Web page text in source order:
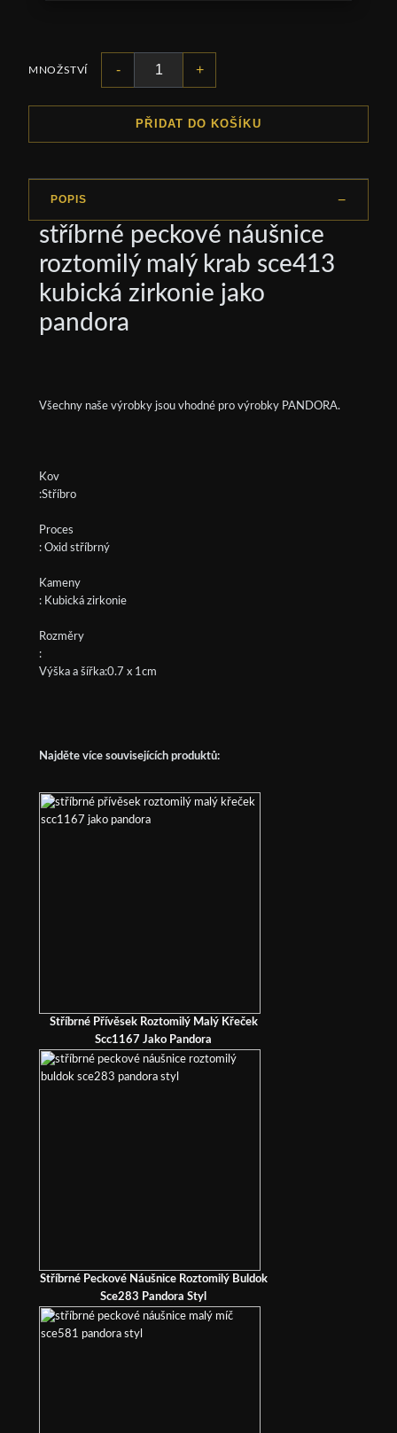
MNOŽSTVÍ - +
PŘIDAT DO KOŠÍKU
POPIS
stříbrné peckové náušnice
roztomilý malý krab sce413
kubická zirkonie jako
pandora
Všechny naše výrobky jsou vhodné pro výrobky PANDORA.
Kov
:Stříbro
Proces
: Oxid stříbrný
Kameny
: Kubická zirkonie
Rozměry
:
Výška a šířka:0.7 x 1cm
Najděte více souvisejících produktů:
Stříbrné Přívěsek Roztomilý Malý Křeček
Scc1167 Jako Pandora
Stříbrné Peckové Náušnice Roztomilý Buldok
Sce283 Pandora Styl